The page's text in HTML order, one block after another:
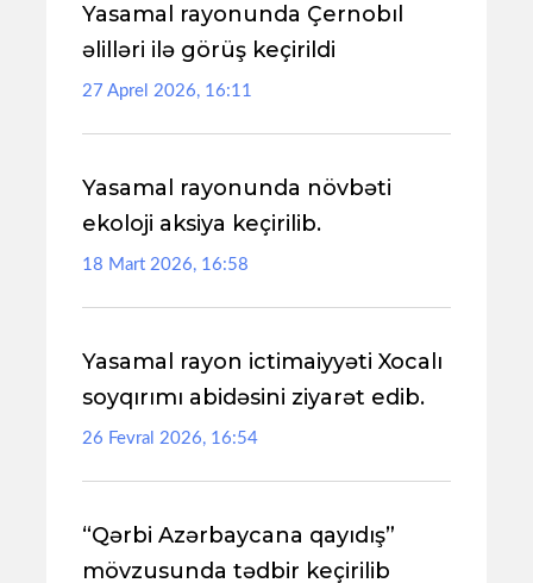
Yasamal rayonunda Çernobıl
əlilləri ilə görüş keçirildi
27 Aprel 2026, 16:11
Yasamal rayonunda növbəti
ekoloji aksiya keçirilib.
18 Mart 2026, 16:58
Yasamal rayon ictimaiyyəti Xocalı
soyqırımı abidəsini ziyarət edib.
26 Fevral 2026, 16:54
“Qərbi Azərbaycana qayıdış”
mövzusunda tədbir keçirilib